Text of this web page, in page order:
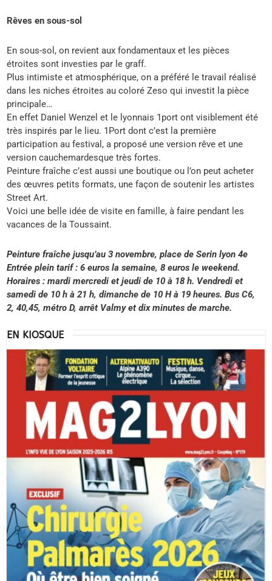
Rêves en sous-sol
En sous-sol, on revient aux fondamentaux et les pièces
étroites sont investies par le graff.
Plus intimiste et atmosphérique, on a préféré le travail réalisé
dans les niches étroites au coloré Zeso qui investit la pièce
principale…
En effet Daniel Wenzel et le lyonnais 1port ont visiblement été
très inspirés par le lieu. 1Port dont c’est la première
participation au festival, a proposé une version rêve et une
version cauchemardesque très fortes.
Peinture fraîche c’est aussi une boutique ou l’on peut acheter
des œuvres petits formats, une façon de soutenir les artistes
Street Art.
Voici une belle idée de visite en famille, à faire pendant les
vacances de la Toussaint.
Peinture fraîche jusqu’au 3 novembre, place de Serin lyon 4e
Entrée plein tarif : 6 euros la semaine, 8 euros le weekend.
Horaires : mardi mercredi et jeudi de 10 à 18 h. Vendredi et
samedi de 10 h à 21 h, dimanche de 10 H à 19 heures. Bus C6,
2, 40,45, métro D, arrêt Valmy et dix minutes de marche.
EN KIOSQUE